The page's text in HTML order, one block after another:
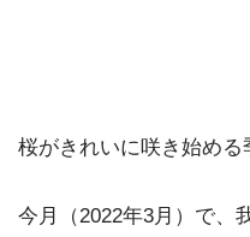
桜がきれいに咲き始める
今月（2022年3月）で、